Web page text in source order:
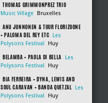
THOMAS GRIMMONPREZ TRIO
Music Village Bruxelles
ANU JUNNONEN & TUUR FLORIZOONE
+ PALOMA DEL REY ETC
Les
Polysons Festival
Huy
BELAMBA + PAOLA DI BELLA
Les
Polysons Festival
Huy
BIA FERREIRA + DYNA, LEWIS AND
SOUL CARAVAN + BANDA QUETZAL
Les
Polysons Festival
Huy